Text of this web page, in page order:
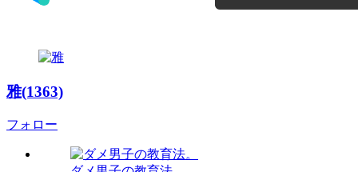
雅(1363)
フォロー